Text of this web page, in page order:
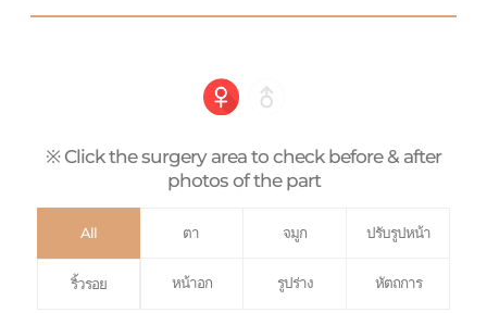
※ Click the surgery area to check before & after
photos of the part
All ตา จมูก ปรับรูปหน้า
ริ้วรอย หน้าอก รูปร่าง หัตถการ